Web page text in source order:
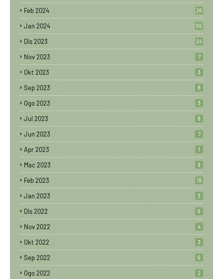
Feb 2024 26
Jan 2024 55
Dis 2023 24
Nov 2023 7
Okt 2023 3
Sep 2023 8
Ogo 2023 3
Jul 2023 8
Jun 2023 7
Apr 2023 1
Mac 2023 9
Feb 2023 19
Jan 2023 3
Dis 2022 6
Nov 2022 4
Okt 2022 3
Sep 2022 5
Ogo 2022 2